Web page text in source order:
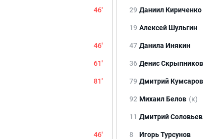
46'
46'
61'
81'
46'
29 Даниил Кириченко
19 Алексей Шульгин
47 Данила Инякин
36 Денис Скрыпников
79 Дмитрий Кумсаров
92 Михаил Белов (к)
11 Дмитрий Соловьев
8 Игорь Турсунов